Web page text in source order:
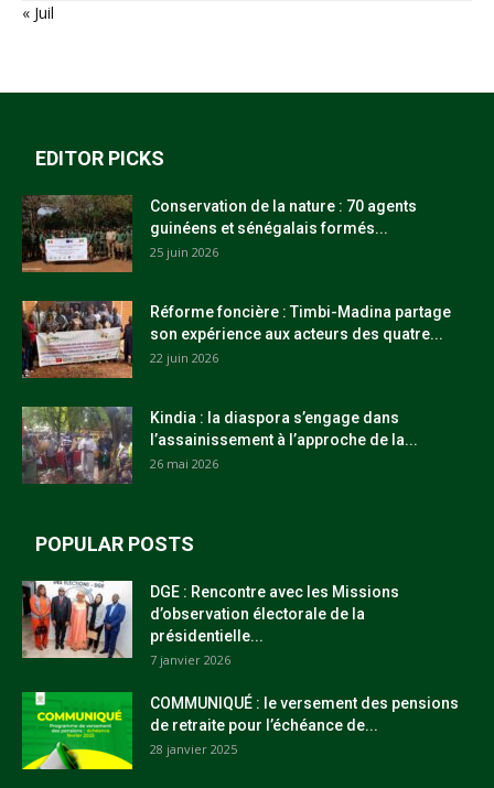
« Juil
EDITOR PICKS
Conservation de la nature : 70 agents
guinéens et sénégalais formés...
25 juin 2026
Réforme foncière : Timbi-Madina partage
son expérience aux acteurs des quatre...
22 juin 2026
Kindia : la diaspora s’engage dans
l’assainissement à l’approche de la...
26 mai 2026
POPULAR POSTS
DGE : Rencontre avec les Missions
d’observation électorale de la
présidentielle...
7 janvier 2026
COMMUNIQUÉ : le versement des pensions
de retraite pour l’échéance de...
28 janvier 2025